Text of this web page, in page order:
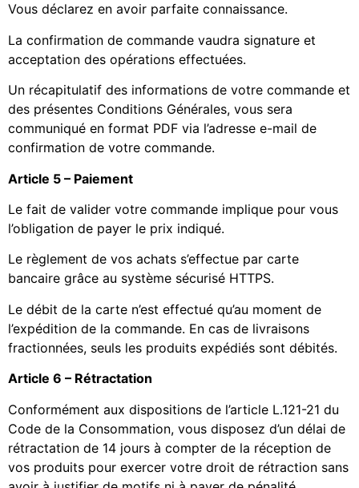
Vous déclarez en avoir parfaite connaissance.
La confirmation de commande vaudra signature et
acceptation des opérations effectuées.
Un récapitulatif des informations de votre commande et
des présentes Conditions Générales, vous sera
communiqué en format PDF via l’adresse e-mail de
confirmation de votre commande.
Article 5 – Paiement
Le fait de valider votre commande implique pour vous
l’obligation de payer le prix indiqué.
Le règlement de vos achats s’effectue par carte
bancaire grâce au système sécurisé HTTPS.
Le débit de la carte n’est effectué qu’au moment de
l’expédition de la commande. En cas de livraisons
fractionnées, seuls les produits expédiés sont débités.
Article 6 – Rétractation
Conformément aux dispositions de l’article L.121-21 du
Code de la Consommation, vous disposez d’un délai de
rétractation de 14 jours à compter de la réception de
vos produits pour exercer votre droit de rétraction sans